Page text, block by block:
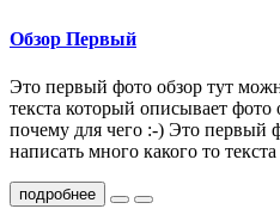
Обзор Первый
Это первый фото обзор тут
текста который описывает фото
почему для чего :-) Это первый
написать много какого то текста
подробнее